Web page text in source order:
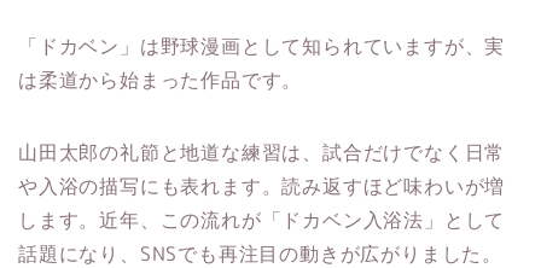
「ドカベン」は野球漫画として知られていますが、実
は柔道から始まった作品です。
山田太郎の礼節と地道な練習は、試合だけでなく日常
や入浴の描写にも表れます。読み返すほど味わいが増
します。近年、この流れが「ドカベン入浴法」として
話題になり、SNSでも再注目の動きが広がりました。